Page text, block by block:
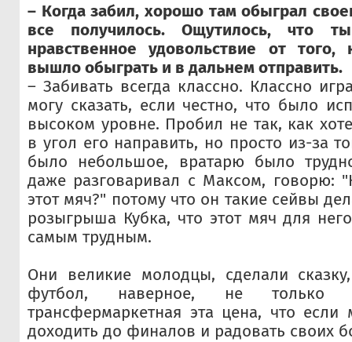
– Когда забил, хорошо там обыграл
все получилось. Ощутилось, что
нравственное удовольствие от того,
вышло обыграть и в дальнем отправить.
– Забивать всегда классно. Классно
могу сказать, если честно, что было
высоком уровне. Пробил не так, как
в угол его направить, но просто из-за
было небольшое, вратарю было
даже разговаривал с Максом, говорю:
этот мяч?" потому что он такие сейвы
розыгрыша Кубка, что этот мяч для
самым трудным.
Они великие молодцы, сделали
футбол, наверное, не только
трансфермаркетная эта цена, что если
доходить до финалов и радовать своих